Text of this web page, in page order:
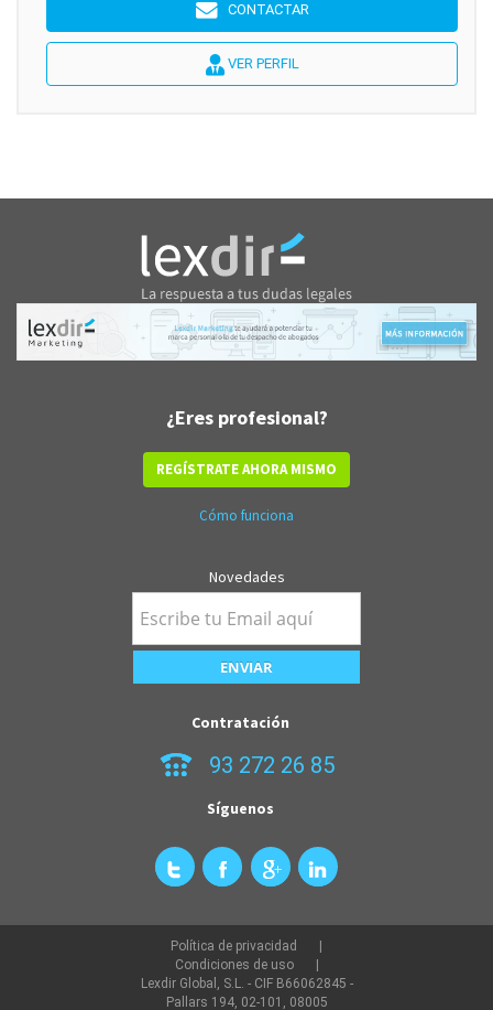
CONTACTAR
VER PERFIL
¿Eres profesional?
REGÍSTRATE AHORA MISMO
Cómo funciona
Novedades
Contratación
93 272 26 85
Síguenos
Política de privacidad
Condiciones de uso
Lexdir Global, S.L. - CIF B66062845 -
Pallars 194, 02-101, 08005